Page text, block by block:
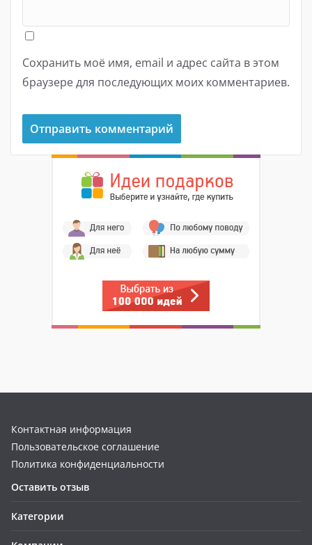
Сохранить моё имя, email и адрес сайта в этом
браузере для последующих моих комментариев.
Контактная информация
Пользовательское соглашение
Политика конфиденциальности
Оставить отзыв
Категории